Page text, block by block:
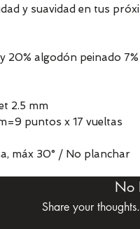
y suavidad en tus
20% algodón peinado
2.5 mm
puntos x 17 vueltas
máx 30° / No planchar
No
Share your